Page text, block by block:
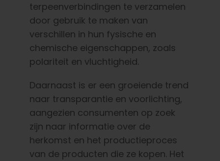
terpeenverbindingen te verzamelen
door gebruik te maken van
verschillen in hun fysische en
chemische eigenschappen, zoals
polariteit en vluchtigheid.
Daarnaast is er een groeiende trend
naar transparantie en voorlichting,
aangezien consumenten op zoek
zijn naar informatie over de
herkomst en het productieproces
van de producten die ze kopen. Het